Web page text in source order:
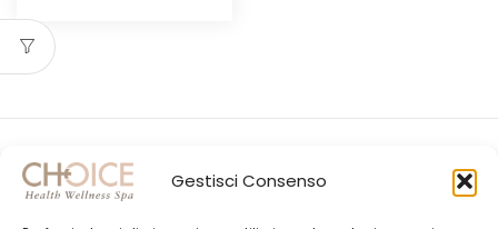
Gestisci Consenso